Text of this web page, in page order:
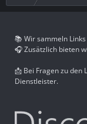
📚 Wir sammeln
🎧 Zusätzlich bieten
📩 Bei Fragen zu den
Dienstleister.